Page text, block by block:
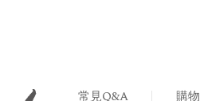
常見Q&A 購